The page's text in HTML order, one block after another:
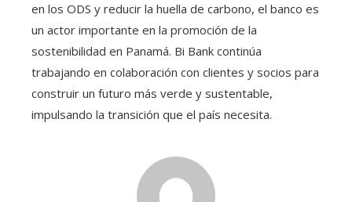
en los ODS y reducir la huella de carbono, el banco es
un actor importante en la promoción de la
sostenibilidad en Panamá. Bi Bank continúa
trabajando en colaboración con clientes y socios para
construir un futuro más verde y sustentable,
impulsando la transición que el país necesita.